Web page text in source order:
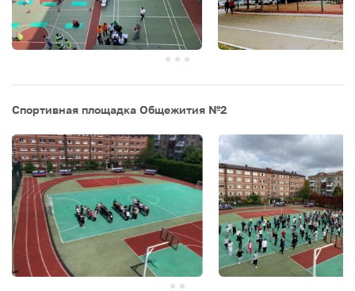
Спортивная площадка Общежития №2